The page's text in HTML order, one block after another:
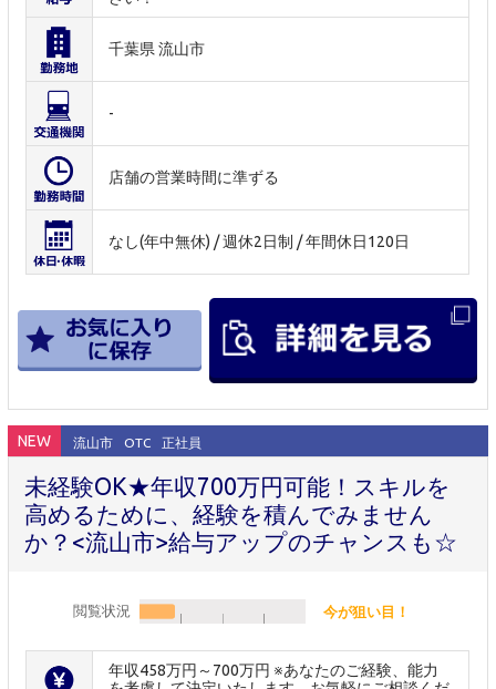
千葉県 流山市
-
店舗の営業時間に準ずる
なし(年中無休) / 週休2日制 / 年間休日120日
NEW 流山市 OTC 正社員
未経験OK★年収700万円可能！スキルを
高めるために、経験を積んでみません
か？<流山市>給与アップのチャンスも☆
閲覧状況 今が狙い目！
年収458万円～700万円 ※あなたのご経験、能力